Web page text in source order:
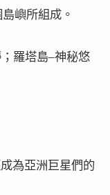
嶼所組成。
羅塔島–神秘悠
為亞洲巨星們的